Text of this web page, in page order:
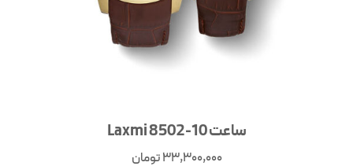
ساعت Laxmi 8502-10
33,300,000تومان